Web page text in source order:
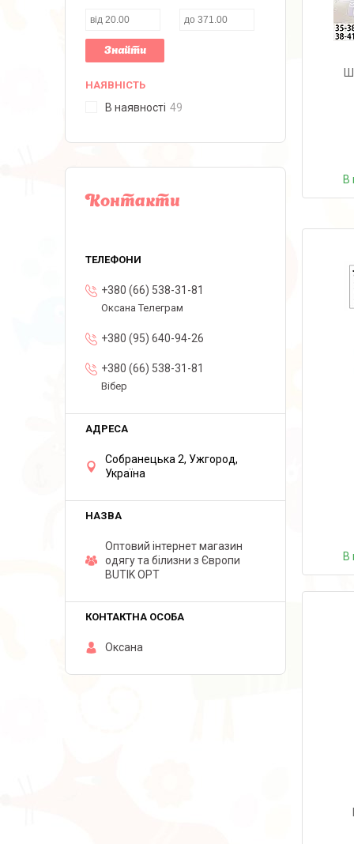
В
В
Знайти
НАЯВНІСТЬ
В наявності 49
Контакти
+380 (66) 538-31-81
Оксана Телеграм
+380 (95) 640-94-26
+380 (66) 538-31-81
Вібер
Собранецька 2, Ужгород,
Україна
Оптовий інтернет магазин
одягу та білизни з Європи
BUTIK OPT
Оксана